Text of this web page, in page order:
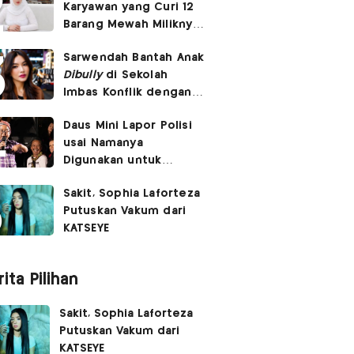
Karyawan yang Curi 12
Barang Mewah Miliknya
Sarwendah Bantah Anak
Dibullydi Sekolah
Imbas Konflik dengan
Daus Mini Lapor Polisi
usai Namanya
Digunakan untuk
SARA
Sakit, Sophia Laforteza
Putuskan Vakum dari
KATSEYE
Pilihan
Sakit, Sophia Laforteza
Putuskan Vakum dari
KATSEYE